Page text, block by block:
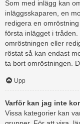
Som med inlägg kan
inläggsskaparen, en
redigera en
första inlägget i
omröstningen eller
röstat så kan endast
ta bort omröstningen.
Upp
Varför kan jag inte
Vissa kategorier kan